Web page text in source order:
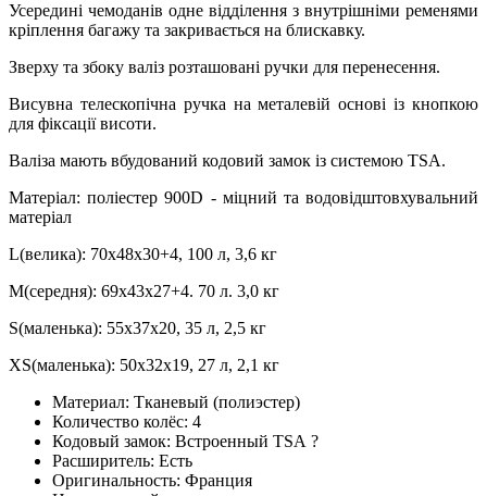
Усередині чемоданів одне відділення з внутрішніми ременями
кріплення багажу та закривається на блискавку.
Зверху та збоку валіз розташовані ручки для перенесення.
Висувна телескопічна ручка на металевій основі із кнопкою
для фіксації висоти.
Валіза мають вбудований кодовий замок із системою TSA.
Матеріал: поліестер 900D - міцний та водовідштовхувальний
матеріал
L(велика): 70х48х30+4, 100 л, 3,6 кг
M(середня): 69х43х27+4. 70 л. 3,0 кг
S(маленька): 55х37х20, 35 л, 2,5 кг
XS(маленька): 50х32х19, 27 л, 2,1 кг
Материал: Тканевый (полиэстер)
Количество колёс: 4
Кодовый замок: Встроенный TSA ?
Расширитель: Есть
Оригинальность: Франция